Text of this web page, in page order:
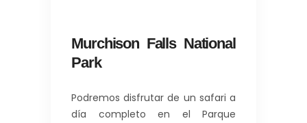
Murchison Falls National
Park
Podremos disfrutar de un safari a
día completo en el Parque